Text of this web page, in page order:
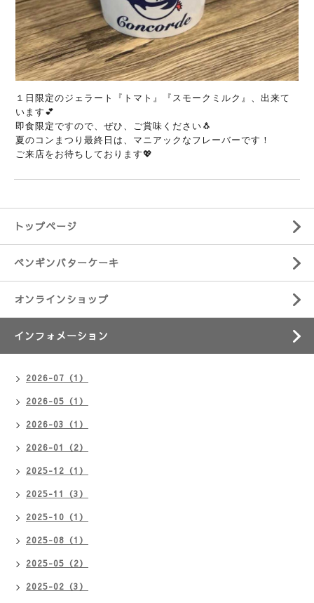
１日限定のジェラート『トマト』『スモークミルク』、出来て
います💕
即食限定ですので、ぜひ、ご賞味ください🐧
夏のコンまつり最終日は、マニアックなフレーバーです！
ご来店をお待ちしております💖
トップページ
ペンギンバターケーキ
オンラインショップ
インフォメーション
2026-07（1）
2026-05（1）
2026-03（1）
2026-01（2）
2025-12（1）
2025-11（3）
2025-10（1）
2025-08（1）
2025-05（2）
2025-02（3）